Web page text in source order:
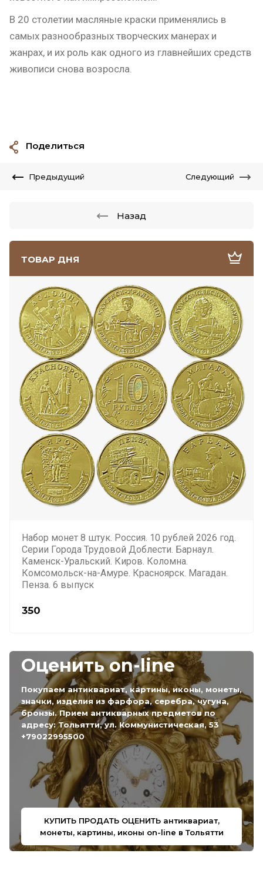
ТОВАР ДНЯ
Набор монет 8 штук. Россия. 10 рублей 2026 год.
Серии Города Трудовой Доблести. Барнаул.
Каменск-Уральский. Киров. Коломна.
Комсомольск-на-Амуре. Красноярск. Магадан.
Пенза. 6 выпуск
350
Оценить on-line
Покупаем антиквариат, картины, иконы, монеты,
значки, изделия из фарфора, серебра, чугуна,
бронзы. Прием антикварных предметов по
адресу: Тольятти, ул. Коммунистическая, 53
+79022995500
КУПИТЬ ПРОДАТЬ ОЦЕНИТЬ антиквариат,
монеты, картины, иконы on-line в Тольятти
В 20 столетии масляные краски применялись в
самых разнообразных творческих манерах и
жанрах, и их роль как одного из главнейших средств
живописи снова возросла.
Поделиться
Предыдущий Следующий
Назад